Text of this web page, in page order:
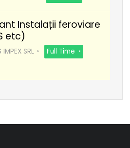
Instalații feroviare
etc)
SRL
Full Time